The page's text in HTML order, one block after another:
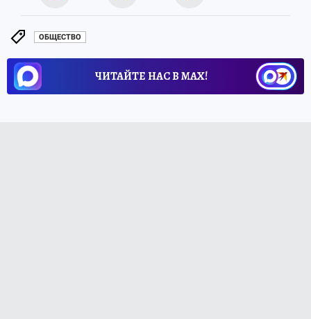
ОБЩЕСТВО
ЧИТАЙТЕ НАС В МАХ!